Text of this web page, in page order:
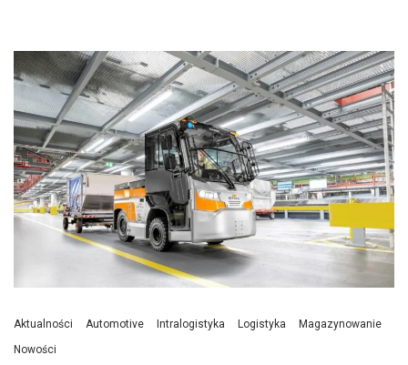
Aktualności Automotive Intralogistyka Logistyka
Magazynowanie
Nowości